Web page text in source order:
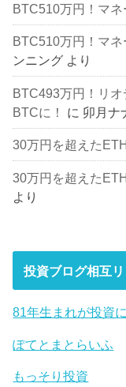
BTC510万円！マネ
BTC510万円！マネ
ンニング より
BTC493万円！リ
BTCに！
に 卯月ナ
30万円を超えた
30万円を超えた
より
投資ブログ相互リ
81年生まれが投資
ぽてとまとらいふ
もっそり投資